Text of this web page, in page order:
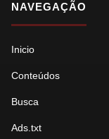
NAVEGAÇÃO
Inicio
Conteúdos
Busca
Ads.txt